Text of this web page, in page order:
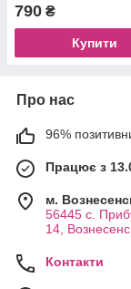
790 ₴
Купити
Про нас
96%
Працює з
м.
56445 с.
14,
Контакти